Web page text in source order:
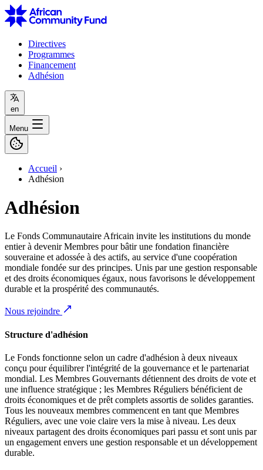
Directives
Programmes
Financement
Adhésion
en
Menu
Accueil ›
Adhésion
Adhésion
Le Fonds Communautaire Africain invite les institutions du monde
entier à devenir Membres pour bâtir une fondation financière
souveraine et adossée à des actifs, au service d'une coopération
mondiale fondée sur des principes. Unis par une gestion responsable
et des droits économiques égaux, nous favorisons le développement
durable et la prospérité des communautés.
Nous rejoindre
Structure d'adhésion
Le Fonds fonctionne selon un cadre d'adhésion à deux niveaux
conçu pour équilibrer l'intégrité de la gouvernance et le partenariat
mondial. Les Membres Gouvernants détiennent des droits de vote et
une influence stratégique ; les Membres Réguliers bénéficient de
droits économiques et de prêt complets assortis de solides garanties.
Tous les nouveaux membres commencent en tant que Membres
Réguliers, avec une voie claire vers la mise à niveau. Les deux
niveaux partagent des droits économiques pari passu et sont unis par
un engagement envers une gestion responsable et un développement
durable.